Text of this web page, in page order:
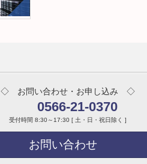
◇ お問い合わせ・お申し込み ◇
0566-21-0370
受付時間 8:30～17:30 [ 土・日・祝日除く ]
お問い合わせ